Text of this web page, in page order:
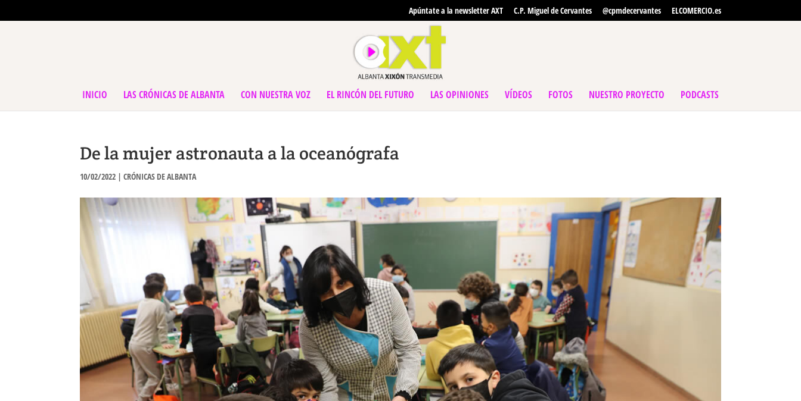
Apúntate a la newsletter AXT C.P. Miguel de Cervantes @cpmdecervantes ELCOMERCIO.es
INICIO LAS CRÓNICAS DE ALBANTA CON NUESTRA VOZ EL RINCÓN DEL FUTURO LAS OPINIONES VÍDEOS FOTOS NUESTRO PROYECTO PODCASTS
De la mujer astronauta a la oceanógrafa
10/02/2022 |CRÓNICAS DE ALBANTA